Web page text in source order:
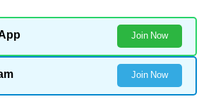
Join Now
Join Now